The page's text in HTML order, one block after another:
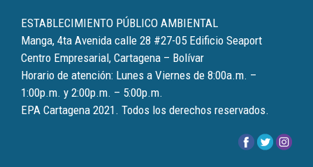
ESTABLECIMIENTO PÚBLICO AMBIENTAL
Manga, 4ta Avenida calle 28 #27-05 Edificio Seaport
Centro Empresarial, Cartagena – Bolívar
Horario de atención: Lunes a Viernes de 8:00a.m. –
1:00p.m. y 2:00p.m. – 5:00p.m.
EPA Cartagena 2021. Todos los derechos reservados.